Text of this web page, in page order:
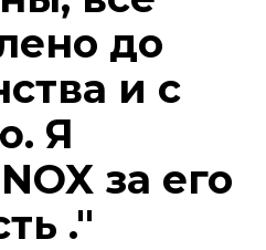
до
и с
Я
за его
."